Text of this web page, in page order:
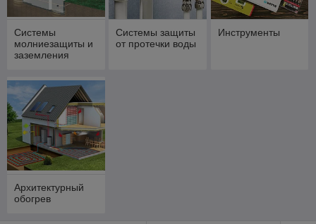
Системы
молниезащиты и
заземления
Системы защиты
от протечки воды
Инструменты
Архитектурный
обогрев